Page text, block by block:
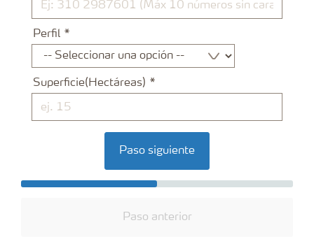
Perfil
Superficie(Hectáreas)
Paso anterior
Paso siguiente